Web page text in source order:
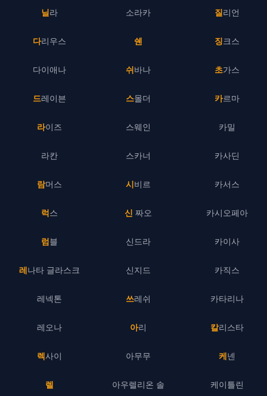
닐라
다리우스
다이애나
드레이븐
라이즈
라칸
람머스
럭스
럼블
레나타 글라스크
레넥톤
레오나
렉사이
렐
소라카
쉔
쉬바나
스몰더
스웨인
스카너
시비르
신 짜오
신드라
신지드
쓰레쉬
아리
아무무
아우렐리온 솔
질리언
징크스
초가스
카르마
카밀
카사딘
카서스
카시오페아
카이사
카직스
카타리나
칼리스타
케넨
케이틀린